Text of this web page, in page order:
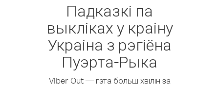
Падказкі па
выкліках у краіну
Украіна з рэгіёна
Пуэрта-Рыка
Viber Out — гэта больш хвілін за